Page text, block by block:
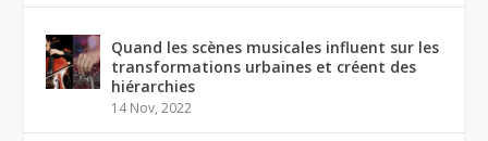
Quand les scènes musicales influent sur les
transformations urbaines et créent des
hiérarchies
14 Nov, 2022